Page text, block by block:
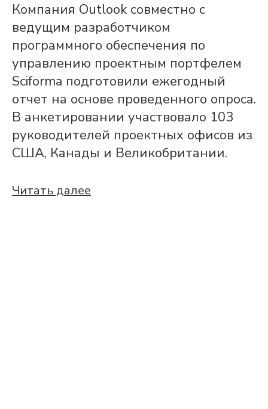
Компания Outlook совместно с
ведущим разработчиком
программного обеспечения по
управлению проектным портфелем
Sciforma подготовили ежегодный
отчет на основе проведенного опроса.
В анкетировании участвовало 103
руководителей проектных офисов из
США, Канады и Великобритании.
Читать далее